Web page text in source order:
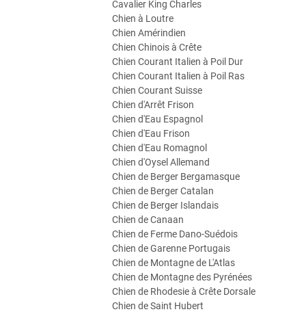
Cavalier King Charles
Chien à Loutre
Chien Amérindien
Chien Chinois à Crête
Chien Courant Italien à Poil Dur
Chien Courant Italien à Poil Ras
Chien Courant Suisse
Chien d'Arrêt Frison
Chien d'Eau Espagnol
Chien d'Eau Frison
Chien d'Eau Romagnol
Chien d'Oysel Allemand
Chien de Berger Bergamasque
Chien de Berger Catalan
Chien de Berger Islandais
Chien de Canaan
Chien de Ferme Dano-Suédois
Chien de Garenne Portugais
Chien de Montagne de L'Atlas
Chien de Montagne des Pyrénées
Chien de Rhodesie à Crête Dorsale
Chien de Saint Hubert